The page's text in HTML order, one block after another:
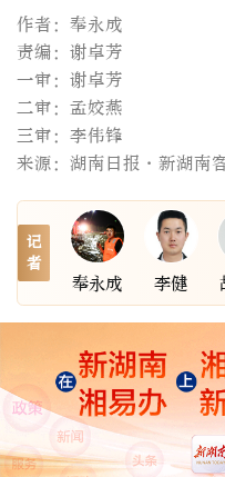
作者：奉永成
责编：谢卓芳
一审：谢卓芳
二审：孟姣燕
三审：李伟锋
来源：湖南日报·新湖南
记
者
奉永成 李健